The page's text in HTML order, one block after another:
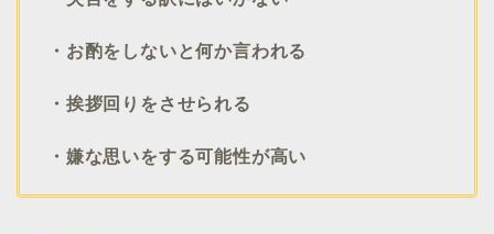
・お酌をしないと何か言われる
・挨拶回りをさせられる
・嫌な思いをする可能性が高い